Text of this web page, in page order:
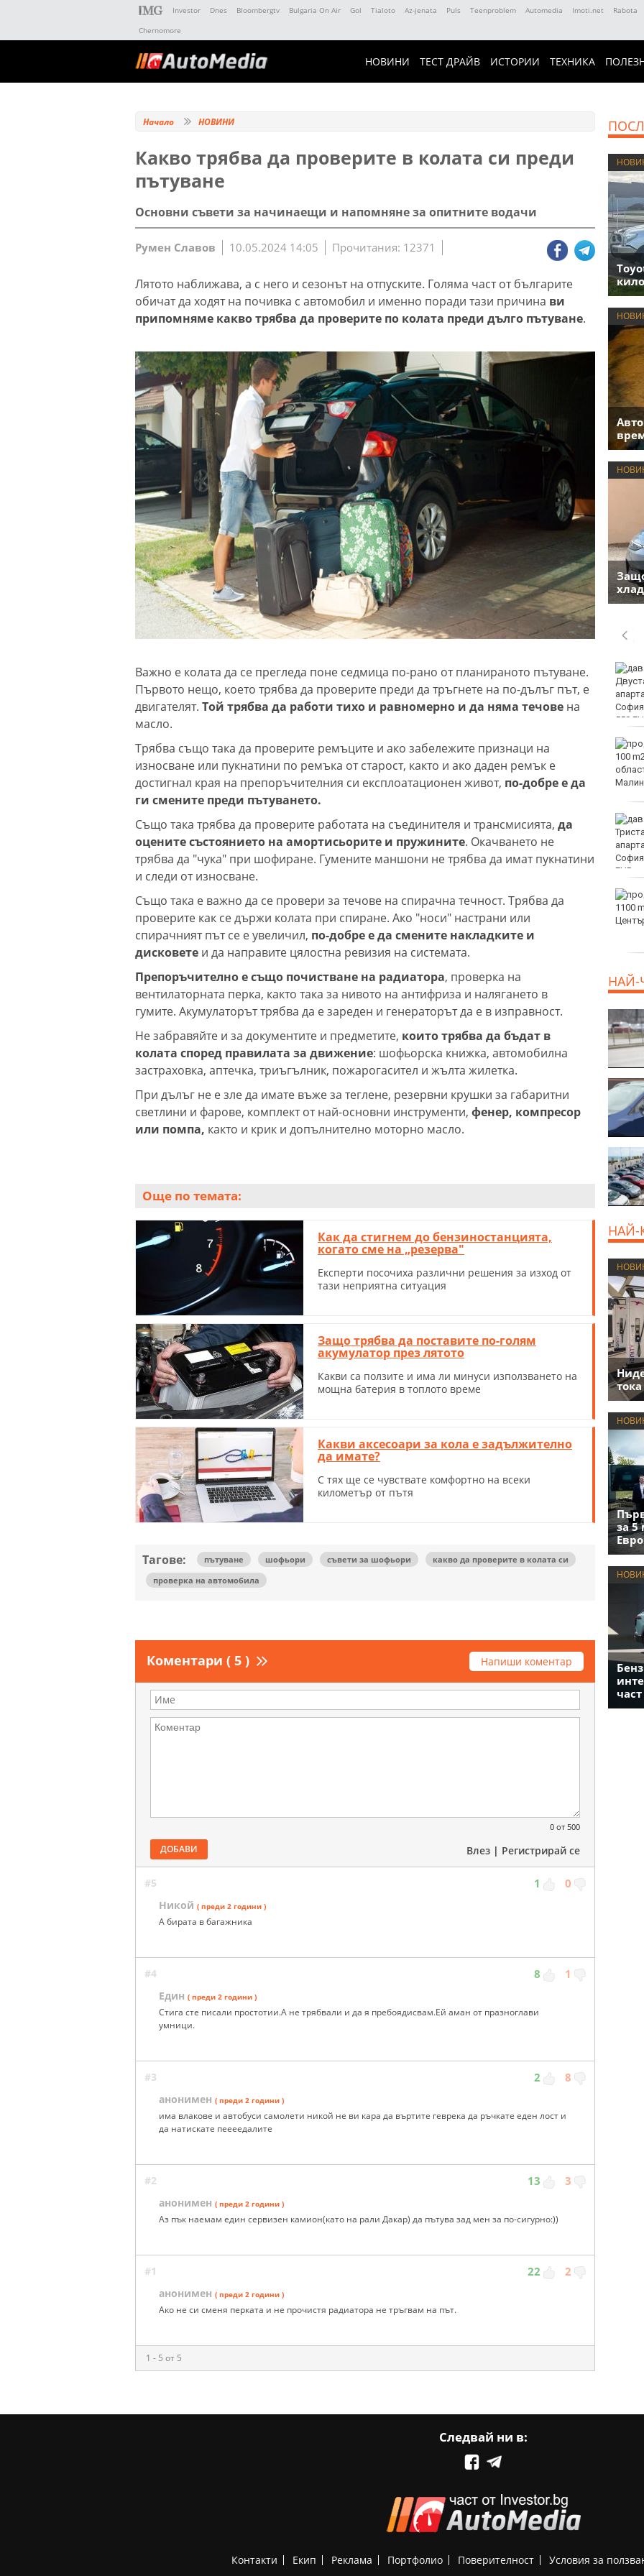
Investor Dnes Bloombergtv Bulgaria On Air Gol Tialoto Az-jenata Puls Teenproblem Automedia Imoti.net Rabota
Chernomore
НОВИНИ ТЕСТ ДРАЙВ ИСТОРИИ ТЕХНИКА
Начало НОВИНИ
Какво трябва да проверите в колата си преди
пътуване
Основни съвети за начинаещи и напомняне за опитните водачи
Румен Славов 10.05.2024 14:05 Прочитания: 12371
Лятото наближава, а с него и сезонът на отпуските. Голяма част от българите
обичат да ходят на почивка с автомобил и именно поради тази причина ви
припомняме какво трябва да проверите по колата преди дълго пътуване.
Важно е колата да се прегледа поне седмица по-рано от планираното пътуване.
Първото нещо, което трябва да проверите преди да тръгнете на по-дълъг път, е
двигателят. Той трябва да работи тихо и равномерно и да няма течове на
масло.
Трябва също така да проверите ремъците и ако забележите признаци на
износване или пукнатини по ремъка от старост, както и ако даден ремък е
достигнал края на препоръчителния си експлоатационен живот, по-добре е да
ги смените преди пътуването.
Също така трябва да проверите работата на съединителя и трансмисията, да
оцените състоянието на амортисьорите и пружините. Окачването не
трябва да "чука" при шофиране. Гумените маншони не трябва да имат пукнатини
и следи от износване.
Също така е важно да се провери за течове на спирачна течност. Трябва да
проверите как се държи колата при спиране. Ако "носи" настрани или
спирачният път се е увеличил, по-добре е да смените накладките и
дисковете и да направите цялостна ревизия на системата.
Препоръчително е също почистване на радиатора, проверка на
вентилаторната перка, както така за нивото на антифриза и налягането в
гумите. Акумулаторът трябва да е зареден и генераторът да е в изправност.
Не забравяйте и за документите и предметите, които трябва да бъдат в
колата според правилата за движение: шофьорска книжка, автомобилна
застраховка, аптечка, триъгълник, пожарогасител и жълта жилетка.
При дълъг не е зле да имате въже за теглене, резервни крушки за габаритни
светлини и фарове, комплект от най-основни инструменти, фенер, компресор
или помпа, както и крик и допълнително моторно масло.
Още по темата:
Как да стигнем до бензиностанцията,
когато сме на „резерва"
Експерти посочиха различни решения за изход от
тази неприятна ситуация
Защо трябва да поставите по-голям
акумулатор през лятото
Какви са ползите и има ли минуси използването на
мощна батерия в топлото време
Какви аксесоари за кола е задължително
да имате?
С тях ще се чувствате комфортно на всеки
километър от пътя
Тагове: пътуване шофьори съвети за шофьори
какво да проверите в колата си
проверка на автомобила
Коментари ( 5 ) Напиши коментар
0 от 500
ДОБАВИ Влез | Регистрирай се
#5 1 0
Никой ( преди 2 години )
А бирата в багажника
#4 8 1
Един ( преди 2 години )
Стига сте писали простотии.А не трябвали и да я пребоядисвам.Ей аман от празноглави
умници.
#3 2 8
анонимен ( преди 2 години )
има влакове и автобуси самолети никой не ви кара да въртите геврека да ръчкате еден лост и
да натискате пеееедалите
#2 13 3
анонимен ( преди 2 години )
Аз пък наемам един сервизен камион(като на рали Дакар) да пътува зад мен за по-сигурно:))
#1 22 2
анонимен ( преди 2 години )
Ако не си сменя перката и не прочистя радиатора не тръгвам на път.
1 - 5 от 5
Двоен ръст на чревните
инфекции за седмица
във Варненско
Вечерен крос ще се
проведе тази събота в
Морската градина на
Варна
ловния сезон за пернат
дивеч
ФК Девня гостува на
Атлетик (Провадия) за
Аматьорската купа
НАЙ-
НАЙ-
за 5
част
Следвай ни в:
Контакти Екип Реклама Портфолио Поверителност Условия за